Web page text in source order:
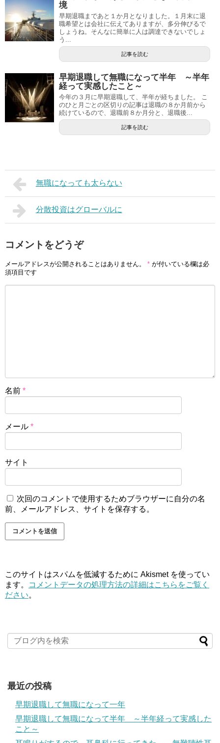
境
早期退職まであと１か月となりました。１月末に退
職希望とは会社に伝えてありますが、多分伸びるで
しょうね。そんなに簡単に人は調達できないでしょ
う...
記事を読む
早期退職して無職になって半年 ～半年
経って実感したこと～
今年の３月に早期退職して、半年が経ちました。 こ
のひと月ごとの区切りの記事は退職の８か月前から
続けているので、退職前８か月分と、退職後...
記事を読む
無職になっても太らない
分散投資はグローバルに
コメントをどうぞ
メールアドレスが公開されることはありません。 * が付いている欄は必
須項目です
名前 *
メール *
サイト
次回のコメントで使用するためブラウザーに自分の名
前、メールアドレス、サイトを保存する。
このサイトはスパムを低減するために Akismet を使ってい
ます。
コメントデータの処理方法の詳細はこちらをご覧く
ださい。
最近の投稿
早期退職して無職になって一年
早期退職して無職になって半年 ～半年経って実感した
こと～